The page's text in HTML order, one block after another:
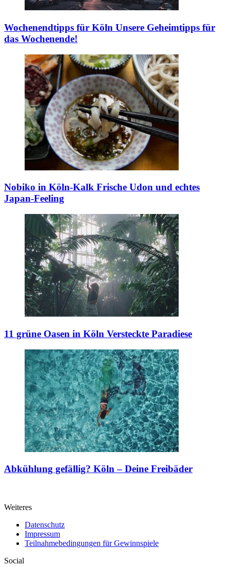
Wochenendtipps für Köln Unsere Geheimtipps für
das Wochenende!
Nobiko in Köln-Kalk Frische Udon und echtes
Japan-Feeling
11 grüne Oasen in Köln Versteckte Paradiese
Abkühlung gefällig? Köln – Deine Freibäder
Weiteres
Datenschutz
Impressum
Teilnahmebedingungen für Gewinnspiele
Social